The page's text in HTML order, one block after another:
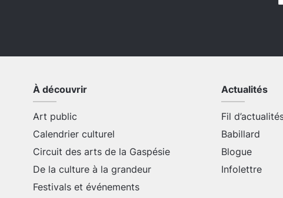
À découvrir
Art public
Calendrier culturel
Circuit des arts de la Gaspésie
De la culture à la grandeur
Festivals et événements
Actualités
Fil
Babillard
Blogue
Infolettre